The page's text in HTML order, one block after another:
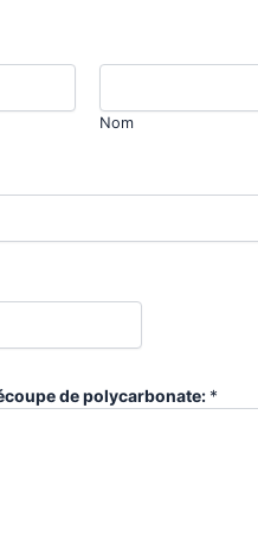
Nom
de polycarbonate: *